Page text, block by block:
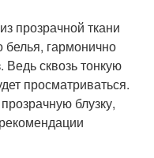
прозрачной ткани
белья, гармонично
сквозь тонкую
просматриваться.
блузку,